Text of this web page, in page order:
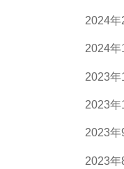
2024年
2024年
2023年
2023年
2023年
2023年